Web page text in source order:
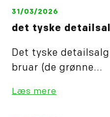
31/03/2026
det tyske
Det tyske
bruar (de grønne...
Læs mere